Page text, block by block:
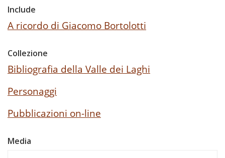
Include
A ricordo di Giacomo Bortolotti
Collezione
Bibliografia della Valle dei Laghi
Personaggi
Pubblicazioni on-line
Media